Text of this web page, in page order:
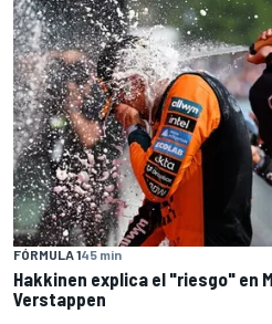
FÓRMULA 145 min
Hakkinen explica el "riesgo" en
Verstappen